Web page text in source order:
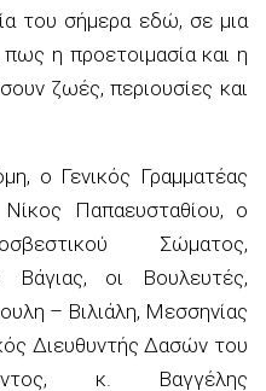
του σήμερα εδώ, σε μια
η προετοιμασία και η
ζωές, περιουσίες και
ο Γενικός Γραμματέας
Παπαευσταθίου, ο
Σώματος,
Βάγιας, οι Βουλευτές,
– Βιλιάλη, Μεσσηνίας
Διευθυντής Δασών του
κ. Βαγγέλης